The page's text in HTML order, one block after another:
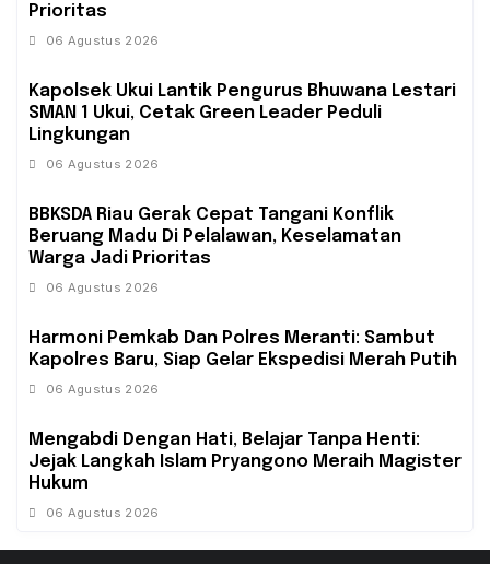
Prioritas
06 Agustus 2026
Kapolsek Ukui Lantik Pengurus Bhuwana Lestari
SMAN 1 Ukui, Cetak Green Leader Peduli
Lingkungan
06 Agustus 2026
BBKSDA Riau Gerak Cepat Tangani Konflik
Beruang Madu Di Pelalawan, Keselamatan
Warga Jadi Prioritas
06 Agustus 2026
Harmoni Pemkab Dan Polres Meranti: Sambut
Kapolres Baru, Siap Gelar Ekspedisi Merah Putih
06 Agustus 2026
Mengabdi Dengan Hati, Belajar Tanpa Henti:
Jejak Langkah Islam Pryangono Meraih Magister
Hukum
06 Agustus 2026